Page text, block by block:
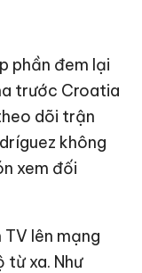
phần đem lại
trước Croatia
dõi trận
không
xem đối
lên mạng
từ xa. Như